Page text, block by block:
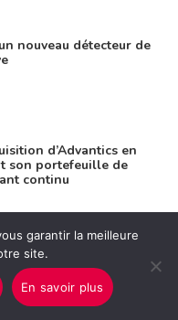
nouveau détecteur de
d’Advantics en
son portefeuille de
continu
pour renforcer
des
Stor’Sun à Maurice
garantir la meilleure
site.
En savoir plus